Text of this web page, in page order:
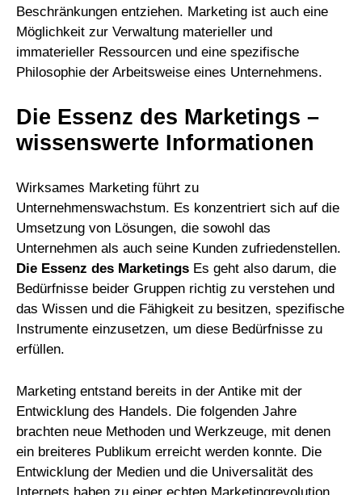
Beschränkungen entziehen. Marketing ist auch eine
Möglichkeit zur Verwaltung materieller und
immaterieller Ressourcen und eine spezifische
Philosophie der Arbeitsweise eines Unternehmens.
Die Essenz des Marketings –
wissenswerte Informationen
Wirksames Marketing führt zu
Unternehmenswachstum. Es konzentriert sich auf die
Umsetzung von Lösungen, die sowohl das
Unternehmen als auch seine Kunden zufriedenstellen.
Die Essenz des Marketings Es geht also darum, die
Bedürfnisse beider Gruppen richtig zu verstehen und
das Wissen und die Fähigkeit zu besitzen, spezifische
Instrumente einzusetzen, um diese Bedürfnisse zu
erfüllen.
Marketing entstand bereits in der Antike mit der
Entwicklung des Handels. Die folgenden Jahre
brachten neue Methoden und Werkzeuge, mit denen
ein breiteres Publikum erreicht werden konnte. Die
Entwicklung der Medien und die Universalität des